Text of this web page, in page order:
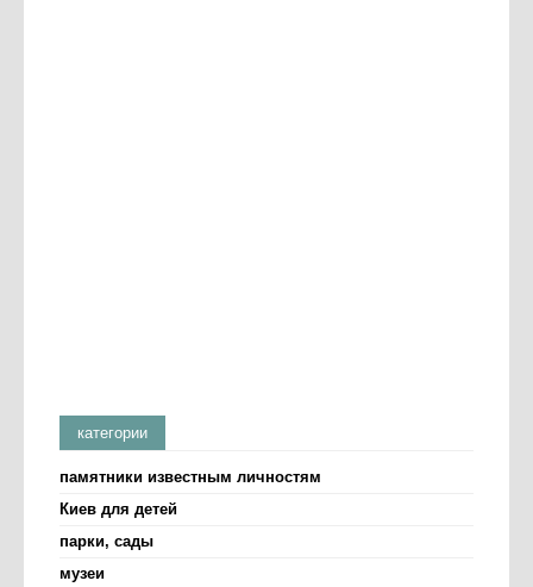
категории
памятники известным личностям
Киев для детей
парки, сады
музеи